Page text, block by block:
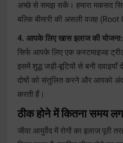
अच्छे से समझ सकें। हमारा मकसद
बल्कि बीमारी की असली वजह
4. आपके लिए खास इलाज की योजना:
सिर्फ आपके लिए एक कस्टमाइज्ड
इसमें शुद्ध जड़ी-बूटियों से बनी
दोषों को संतुलित करने और आपको
करती हैं।
ठीक होने में कितना समय
जीवा आयुर्वेद में रोगों का इलाज पूरी